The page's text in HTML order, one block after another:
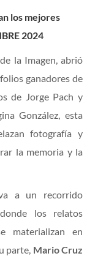
los mejores
2024
la Imagen, abrió
ganadores de
de Jorge Pach y
González, esta
fotografía y
la memoria y la
a un recorrido
los relatos
materializan en
parte, Mario Cruz